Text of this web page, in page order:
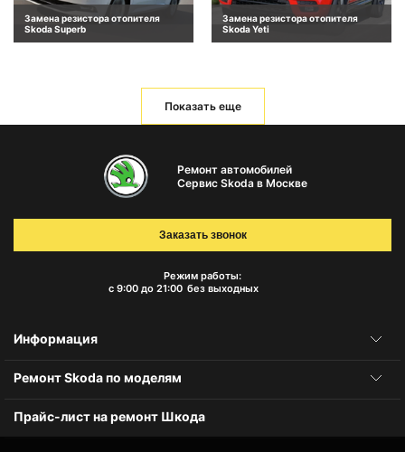
Замена резистора отопителя
Skoda Superb
Замена резистора отопителя
Skoda Yeti
Показать еще
Ремонт автомобилей
Сервис Skoda в Москве
Режим работы:
с 9:00 до 21:00 без выходных
Заказать звонок
Информация
Ремонт Skoda по моделям
Прайс-лист на ремонт Шкода